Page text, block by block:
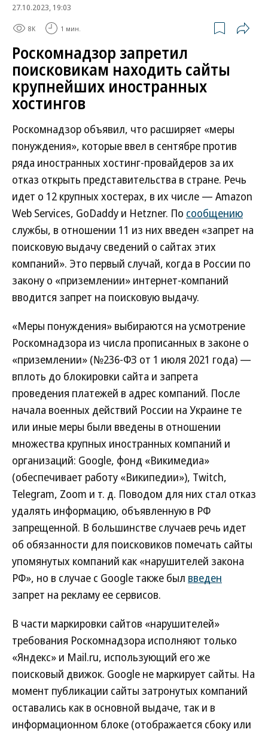
27.10.2023, 19:03
8K 1 мин.
Роскомнадзор запретил
поисковикам находить сайты
крупнейших иностранных
хостингов
Роскомнадзор объявил, что расширяет «меры
понуждения», которые ввел в сентябре против
ряда иностранных хостинг-провайдеров за их
отказ открыть представительства в стране. Речь
идет о 12 крупных хостерах, в их числе — Amazon
Web Services, GoDaddy и Hetzner. По сообщению
службы, в отношении 11 из них введен «запрет на
поисковую выдачу сведений о сайтах этих
компаний». Это первый случай, когда в России по
закону о «приземлении» интернет-компаний
вводится запрет на поисковую выдачу.
«Меры понуждения» выбираются на усмотрение
Роскомнадзора из числа прописанных в законе о
«приземлении» (№236-ФЗ от 1 июля 2021 года) —
вплоть до блокировки сайта и запрета
проведения платежей в адрес компаний. После
начала военных действий России на Украине те
или иные меры были введены в отношении
множества крупных иностранных компаний и
организаций: Google, фонд «Викимедиа»
(обеспечивает работу «Википедии»), Twitch,
Telegram, Zoom и т. д. Поводом для них стал отказ
удалять информацию, объявленную в РФ
запрещенной. В большинстве случаев речь идет
об обязанности для поисковиков помечать сайты
упомянутых компаний как «нарушителей закона
РФ», но в случае с Google также был введен
запрет на рекламу ее сервисов.
В части маркировки сайтов «нарушителей»
требования Роскомнадзора исполняют только
«Яндекс» и Mail.ru, использующий его же
поисковый движок. Google не маркирует сайты. На
момент публикации сайты затронутых компаний
оставались как в основной выдаче, так и в
информационном блоке (отображается сбоку или